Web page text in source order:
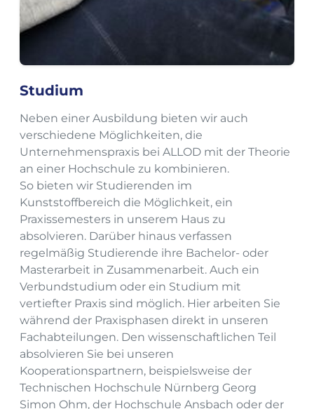
Studium
Neben einer Ausbildung bieten wir auch
verschiedene Möglichkeiten, die
Unternehmenspraxis bei ALLOD mit der Theorie
an einer Hochschule zu kombinieren.
So bieten wir Studierenden im
Kunststoffbereich die Möglichkeit, ein
Praxissemesters in unserem Haus zu
absolvieren. Darüber hinaus verfassen
regelmäßig Studierende ihre Bachelor- oder
Masterarbeit in Zusammenarbeit. Auch ein
Verbundstudium oder ein Studium mit
vertiefter Praxis sind möglich. Hier arbeiten Sie
während der Praxisphasen direkt in unseren
Fachabteilungen. Den wissenschaftlichen Teil
absolvieren Sie bei unseren
Kooperationspartnern, beispielsweise der
Technischen Hochschule Nürnberg Georg
Simon Ohm, der Hochschule Ansbach oder der